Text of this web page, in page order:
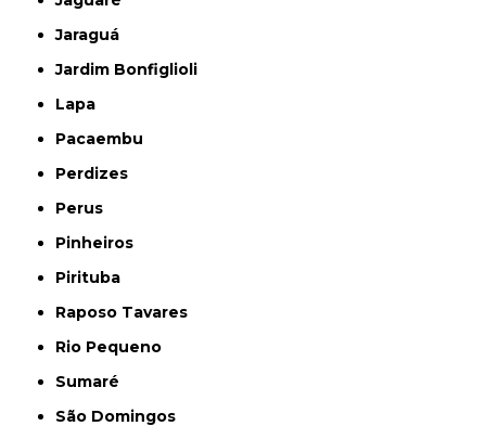
Jaraguá
Jardim Bonfiglioli
Lapa
Pacaembu
Perdizes
Perus
Pinheiros
Pirituba
Raposo Tavares
Rio Pequeno
Sumaré
São Domingos